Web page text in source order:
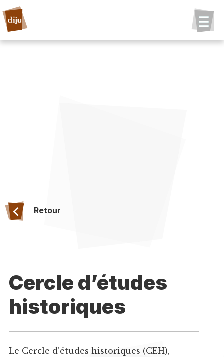
Retour
Cercle d’études
historiques
Le Cercle d’études historiques (CEH),